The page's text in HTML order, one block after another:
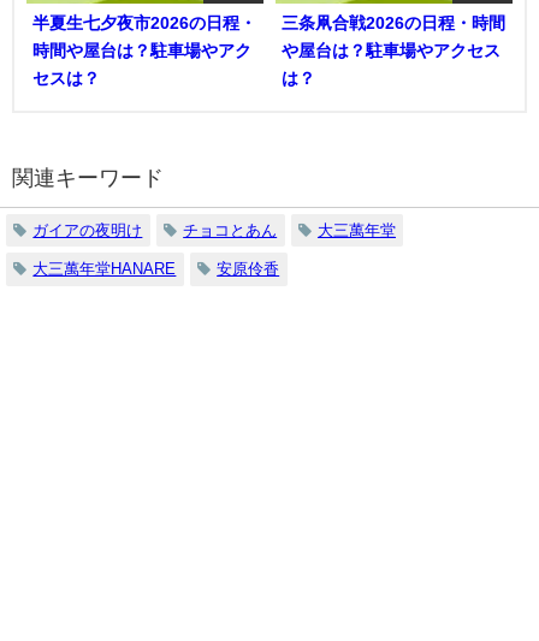
半夏生七夕夜市2026の日程・
時間や屋台は？駐車場やアク
セスは？
三条凧合戦2026の日程・時間
や屋台は？駐車場やアクセス
は？
関連キーワード
ガイアの夜明け チョコとあん 大三萬年堂
大三萬年堂HANARE 安原伶香